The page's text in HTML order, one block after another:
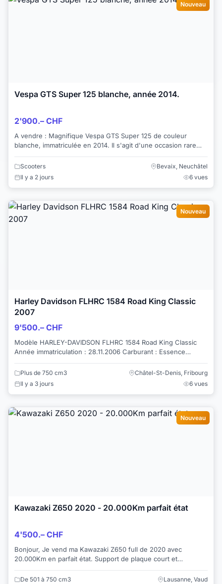
Nouveau
Vespa GTS Super 125 blanche, année 2014.
2'900.– CHF
A vendre : Magnifique Vespa GTS Super 125 de couleur
blanche, immatriculée en 2014. Il s'agit d'une occasion rare
Scooters
Bevaix, Neuchâtel
Il y a 2 jours
6 vues
Nouveau
Harley Davidson FLHRC 1584 Road King Classic
2007
9'500.– CHF
Modèle HARLEY-DAVIDSON FLHRC 1584 Road King Classic
Année immatriculation : 28.11.2006 Carburant : Essence
Kilométrage : 37'750 km
Plus de 750 cm3
Châtel-St-Denis, Fribourg
Il y a 3 jours
6 vues
Nouveau
Kawazaki Z650 2020 - 20.000Km parfait état
4'500.– CHF
Bonjour, Je vend ma Kawazaki Z650 full de 2020 avec
20.000Km en parfait état. Support de plaque court et
De 501 à 750 cm3 Lausanne, Vaud